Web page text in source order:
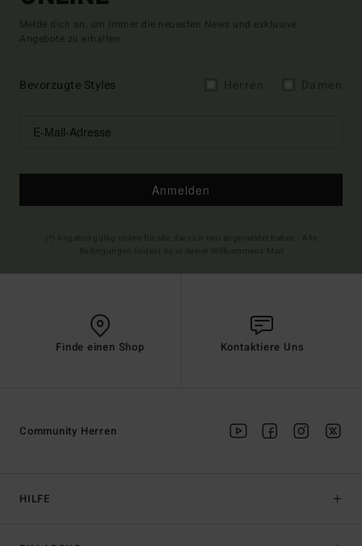
Melde dich an, um immer die neuesten News und exklusive
Angebote zu erhalten.
Bevorzugte Styles
Anmelden
Finde einen Shop Kontaktiere Uns
HILFE
Community Herren